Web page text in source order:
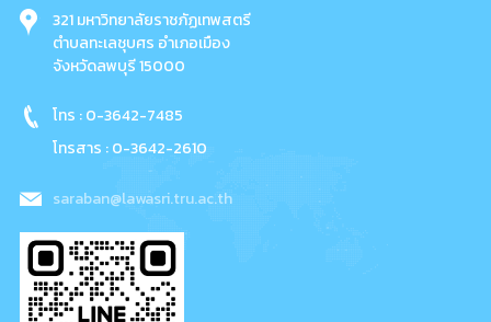
321 มหาวิทยาลัยราชภัฏเทพสตรี
ตำบลทะเลชุบศร อำเภอเมือง
จังหวัดลพบุรี 15000
โทร : 0-3642-7485
โทรสาร : 0-3642-2610
saraban@lawasri.tru.ac.th